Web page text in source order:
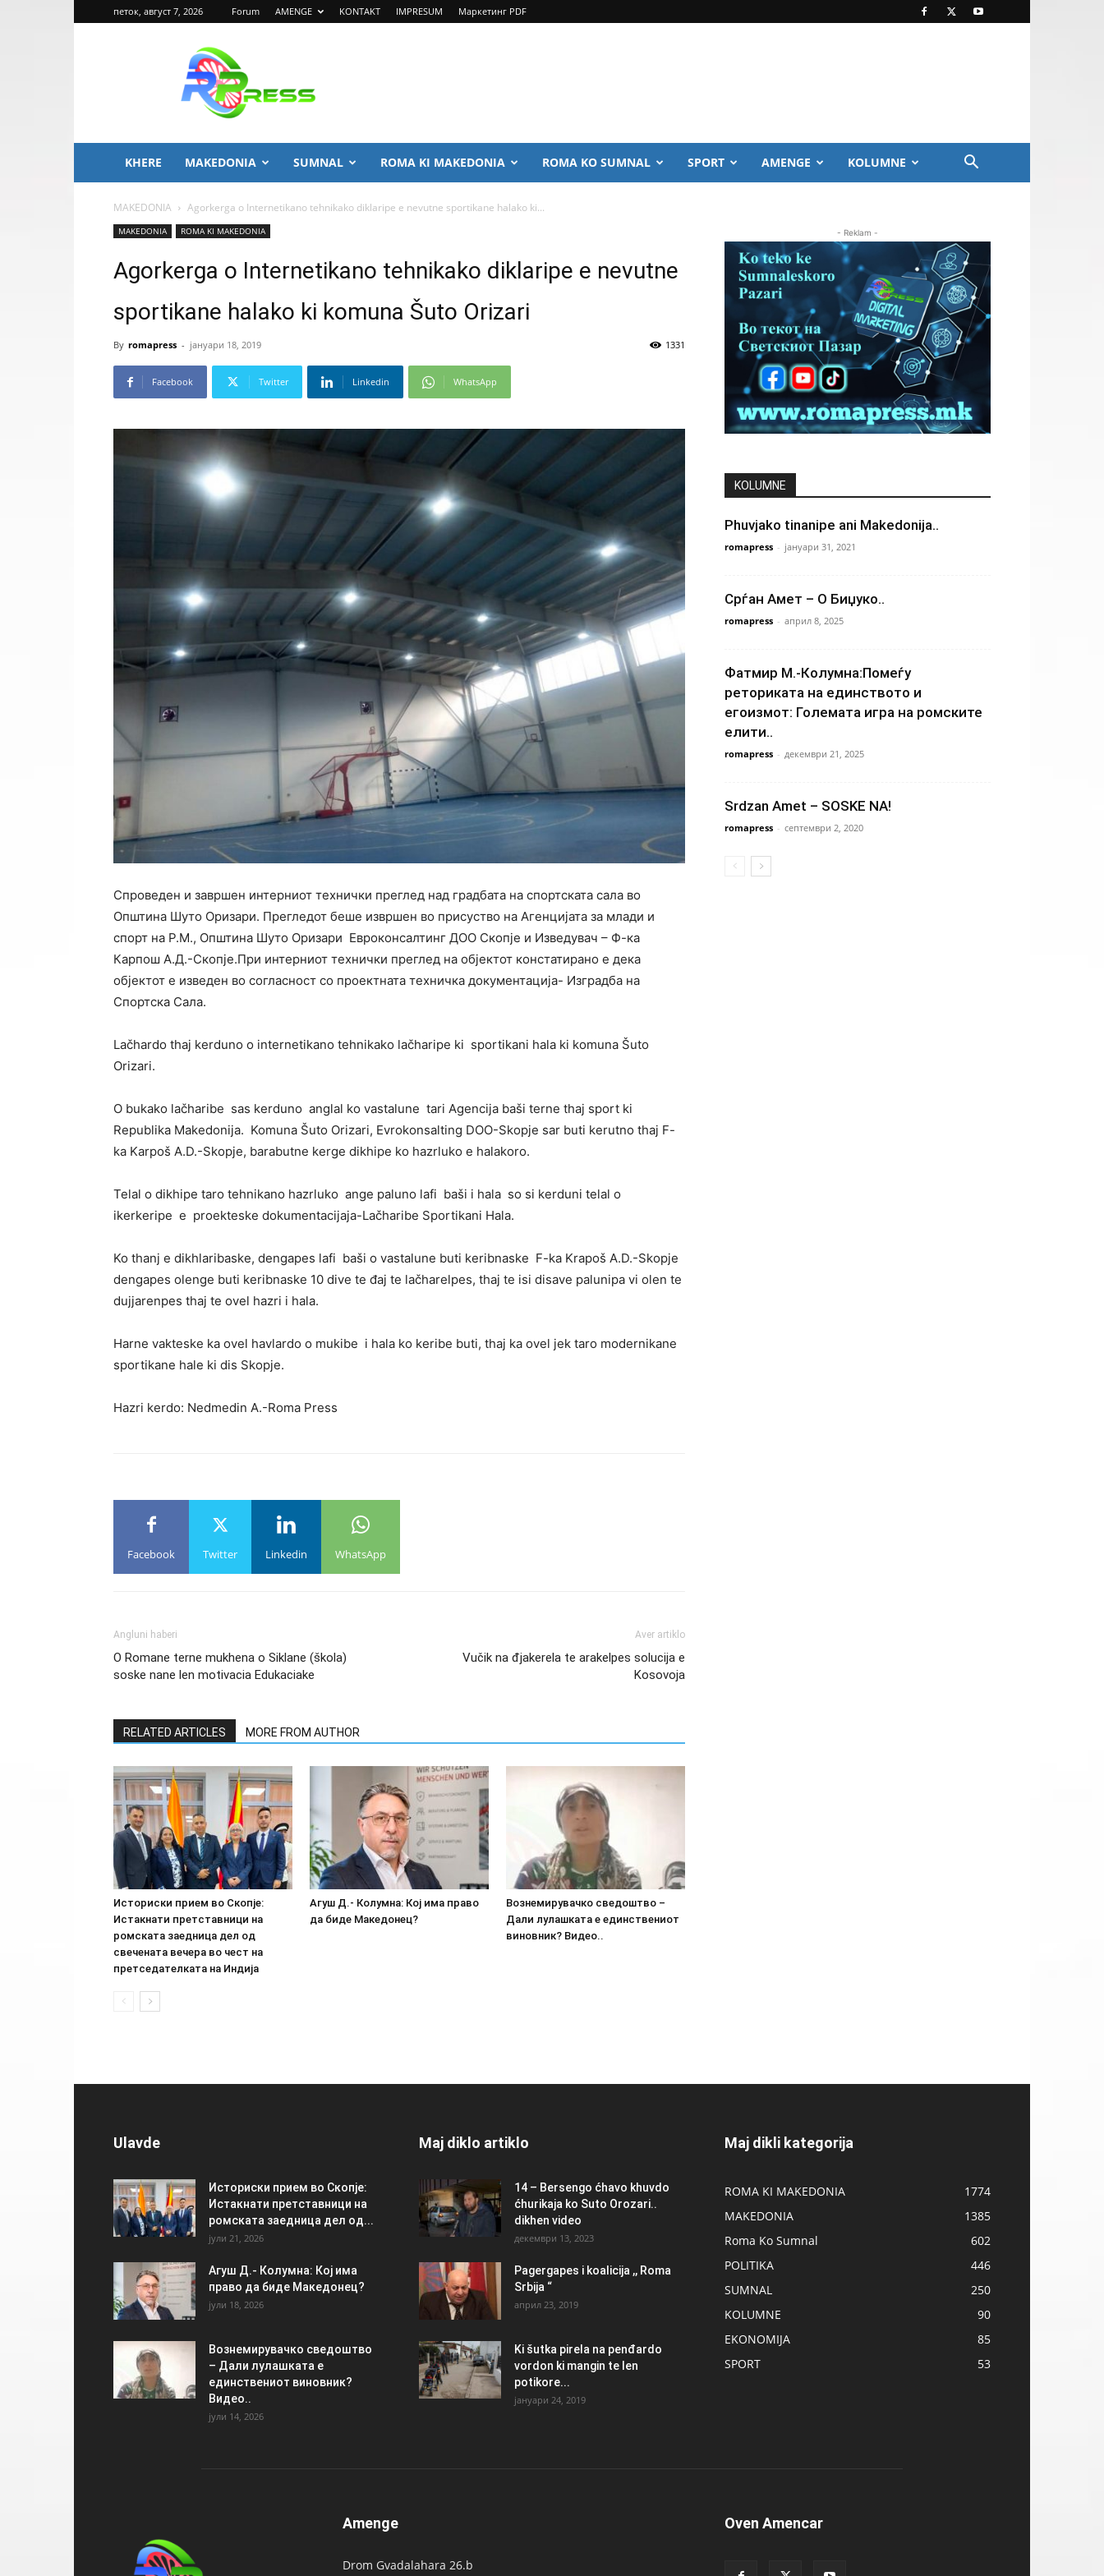
петок, август 7, 2026 Forum AMENGE KONTAKT IMPRESUM Маркетинг PDF
PRESS
KHERE MAKEDONIA SUMNAL ROMA KI MAKEDONIA ROMA KO SUMNAL SPORT AMENGE KOLUMNE
MAKEDONIA Agorkerga o Internetikano tehnikako diklaripe e nevutne sportikane halako ki...
MAKEDONIA ROMA KI MAKEDONIA
Agorkerga o Internetikano tehnikako diklaripe e nevutne
sportikane halako ki komuna Šuto Orizari
By romapress - јануари 18, 2019 1331
Facebook Twitter Linkedin WhatsApp
Спроведен и завршен интерниот технички преглед над градбата на спортската сала во
Општина Шуто Оризари. Прегледот беше извршен во присуство на Агенцијата за млади и
спорт на Р.М., Општина Шуто Оризари Евроконсалтинг ДОО Скопје и Изведувач – Ф-ка
Карпош А.Д.-Скопје.При интерниот технички преглед на објектот констатирано е дека
објектот е изведен во согласност со проектната техничка документација- Изградба на
Спортска Сала.
Lačhardo thaj kerduno o internetikano tehnikako lačharipe ki sportikani hala ki komuna Šuto
Orizari.
O bukako lačharibe sas kerduno anglal ko vastalune tari Agencija baši terne thaj sport ki
Republika Makedonija. Komuna Šuto Orizari, Evrokonsalting DOO-Skopje sar buti kerutno thaj F-
ka Karpoš A.D.-Skopje, barabutne kerge dikhipe ko hazrluko e halakoro.
Telal o dikhipe taro tehnikano hazrluko ange paluno lafi baši i hala so si kerduni telal o
ikerkeripe e proekteske dokumentacijaja-Lačharibe Sportikani Hala.
Ko thanj e dikhlaribaske, dengapes lafi baši o vastalune buti keribnaske F-ka Krapoš A.D.-Skopje
dengapes olenge buti keribnaske 10 dive te đaj te lačharelpes, thaj te isi disave palunipa vi olen te
dujjarenpes thaj te ovel hazri i hala.
Harne vakteske ka ovel havlardo o mukibe i hala ko keribe buti, thaj ka ovel jek taro modernikane
sportikane hale ki dis Skopje.
Hazri kerdo: Nedmedin A.-Roma Press
Facebook Twitter Linkedin WhatsApp
Angluni haberi
O Romane terne mukhena o Siklane (škola)
soske nane len motivacia Edukaciake
Aver artiklo
Vučik na đjakerela te arakelpes solucija e
Kosovoja
RELATED ARTICLES MORE FROM AUTHOR
Историски прием во Скопје:
Истакнати претставници на
ромската заедница дел од
свечената вечера во чест на
претседателката на Индија
Агуш Д.- Колумна: Кој има право
да биде Македонец?
Вознемирувачко сведоштво –
Дали лулашката е единствениот
виновник? Видео..
- Reklam -
KOLUMNE
Phuvjako tinanipe ani Makedonija..
romapress - јануари 31, 2021
Срѓан Амет – О Биџуко..
romapress - април 8, 2025
Фатмир М.-Колумна:Помеѓу
реториката на единството и
егоизмот: Големата игра на ромските
елити..
romapress - декември 21, 2025
Srdzan Amet – SOSKE NA!
romapress - септември 2, 2020
Ulavde
Историски прием во Скопје:
Истакнати претставници на
ромската заедница дел од...
јули 21, 2026
Агуш Д.- Колумна: Кој има
право да биде Македонец?
јули 18, 2026
Вознемирувачко сведоштво
– Дали лулашката е
единствениот виновник?
Видео..
јули 14, 2026
Maj diklo artiklo
14 – Bersengo ćhavo khuvdo
ćhurikaja ko Suto Orozari..
dikhen video
декември 13, 2023
Pagergapes i koalicija ,, Roma
Srbija “
април 23, 2019
Ki šutka pirela na penđardo
vordon ki mangin te len
potikore...
јануари 24, 2019
Maj dikli kategorija
ROMA KI MAKEDONIA
1774
MAKEDONIA
1385
Roma Ko Sumnal
602
POLITIKA
446
SUMNAL
250
KOLUMNE
90
EKONOMIJA
85
SPORT
53
Amenge
Drom Gvadalahara 26.b
Oven Amencar